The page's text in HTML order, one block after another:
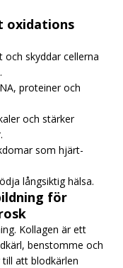
oxidations
skyddar cellerna
proteiner och
och stärker
som hjärt-
långsiktig hälsa.
för
Kollagen är ett
benstomme och
att blodkärlen